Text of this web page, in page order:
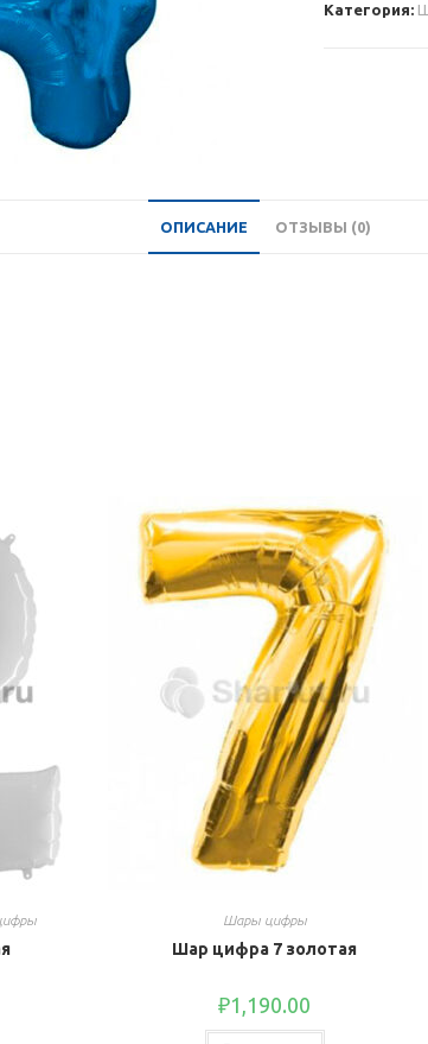
Категория:
ОПИСАНИЕ ОТЗЫВЫ (0)
Шары цифры
Шар цифра 7 золотая
₽1,190.00